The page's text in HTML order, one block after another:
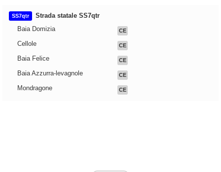
SS7qtr
Strada statale SS7qtr
Baia Domizia
CE
Cellole CE
Baia Felice CE
Baia Azzurra-levagnole CE
Mondragone CE